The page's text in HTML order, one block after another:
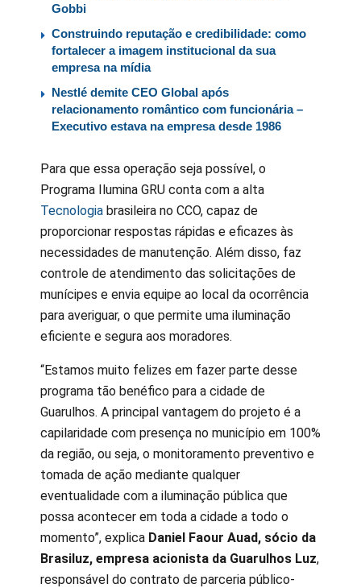
Gobbi
Construindo reputação e credibilidade: como
fortalecer a imagem institucional da sua
empresa na mídia
Nestlé demite CEO Global após
relacionamento romântico com funcionária –
Executivo estava na empresa desde 1986
Para que essa operação seja possível, o
Programa Ilumina GRU conta com a alta
Tecnologia brasileira no CCO, capaz de
proporcionar respostas rápidas e eficazes às
necessidades de manutenção. Além disso, faz
controle de atendimento das solicitações de
munícipes e envia equipe ao local da ocorrência
para averiguar, o que permite uma iluminação
eficiente e segura aos moradores.
“Estamos muito felizes em fazer parte desse
programa tão benéfico para a cidade de
Guarulhos. A principal vantagem do projeto é a
capilaridade com presença no município em 100%
da região, ou seja, o monitoramento preventivo e
tomada de ação mediante qualquer
eventualidade com a iluminação pública que
possa acontecer em toda a cidade a todo o
momento”, explica Daniel Faour Auad, sócio da
Brasiluz, empresa acionista da Guarulhos Luz,
responsável do contrato de parceria público-